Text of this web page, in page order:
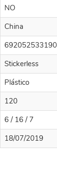
NO
China
Stickerless
Plástico
120
6 / 16 / 7
18/07/2019